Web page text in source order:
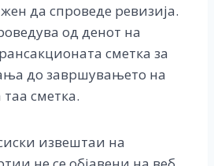
да спроведе ревизија.
од денот на
сметка за
до завршувањето на
сметка.
извештаи на